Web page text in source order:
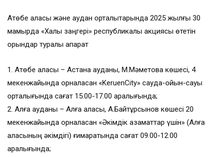
Ақтөбе қаласы және аудан орталықтарында 2025 жылғы 30
мамырда «Халық заңгері» республикалық акциясы өтетін
орындар туралы ақпарат
1. Ақтөбе қаласы – Астана ауданы, М.Мәметова көшесі, 4
мекенжайында орналасқан «KeruenCity» сауда-ойын-сауық
орталығында сағат 15.00-17.00 аралығында;
2. Алға ауданы – Алға қаласы, А.Байтұрсынов көшесі 20
мекенжайында орналасқан «Әкімдік азаматтар үшін» (Алға
қаласының әкімдігі) ғимаратында сағат 09.00-12.00
аралығында;